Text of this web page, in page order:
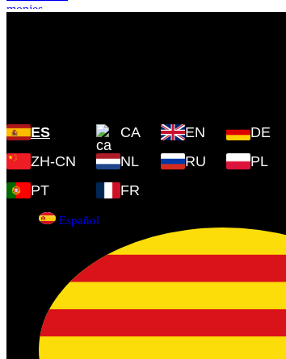
ES CA EN DE
ZH-CN
NL RU PL
PT
FR
Español